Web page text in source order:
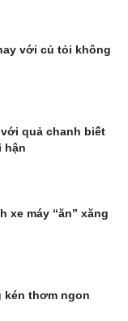
với củ tỏi không
quả chanh biết
hận
xe máy “ăn” xăng
kén thơm ngon